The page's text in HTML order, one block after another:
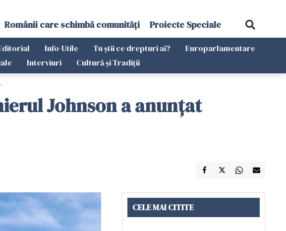
Românii care schimbă comunități Proiecte Speciale
Info-Utile Tu știi ce drepturi ai?
Europarlamentare
Interviuri Cultură și Tradiții
Johnson a anunţat
CELE MAI CITITE